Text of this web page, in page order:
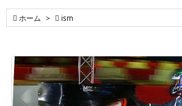
 ホーム >  ism